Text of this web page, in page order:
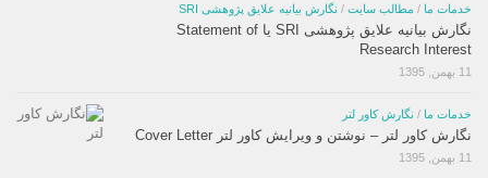
خدمات ما / مطالب سایت / نگارش بیانیه علایق پژوهشی SRI
نگارش بیانیه علایق پژوهشی SRI یا Statement of
Research Interest
11 بهمن, 1395
خدمات ما / نگارش کاور لتر
نگارش کاور لتر – نوشتن و ویرایش کاور لتر Cover Letter
11 بهمن, 1395